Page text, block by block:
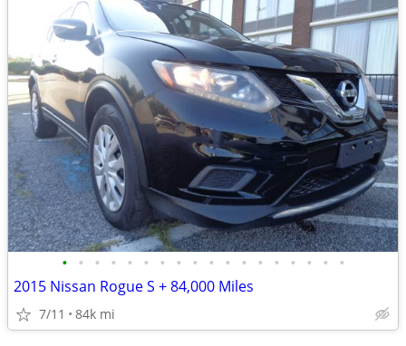
• • • • • • • • • • • • • • • • • •
2015 Nissan Rogue S + 84,000 Miles
7/11 84k mi